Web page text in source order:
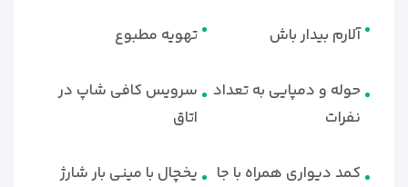
آلارم بیدار باش تهویه مطبوع
حوله و دمپایی به تعداد
نفرات
سرویس کافی شاپ در
اتاق
کمد دیواری همراه با جا
یخچال با مینی بار شارژ